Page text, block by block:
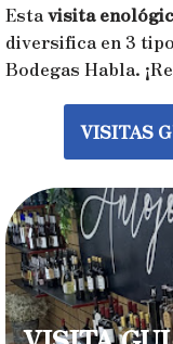
Estavisita
diversifica en 3
Bodegas Habla.
VISITAS